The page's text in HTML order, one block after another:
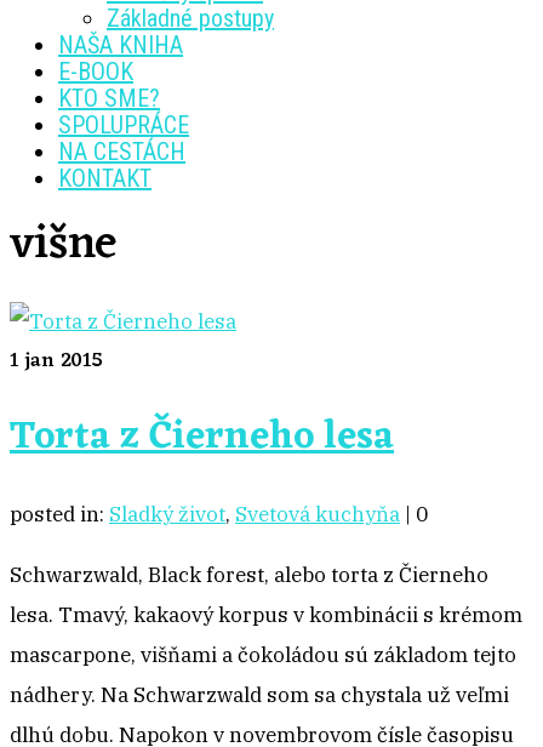
Základné postupy
NAŠA KNIHA
E-BOOK
KTO SME?
SPOLUPRÁCE
NA CESTÁCH
KONTAKT
višne
1jan 2015
Torta z Čierneho lesa
posted in: Sladký život, Svetová kuchyňa | 0
Schwarzwald, Black forest, alebo torta z Čierneho
lesa. Tmavý, kakaový korpus v kombinácii s krémom
mascarpone, višňami a čokoládou sú základom tejto
nádhery. Na Schwarzwald som sa chystala už veľmi
dlhú dobu. Napokon v novembrovom čísle časopisu